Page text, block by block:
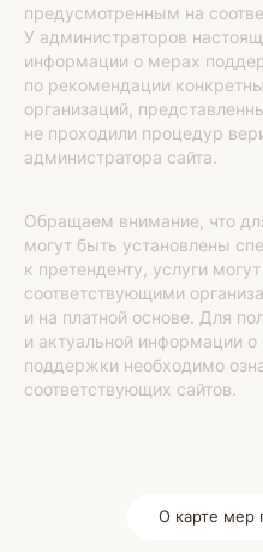
предусмотренным на
У администраторов
информации о мерах
по рекомендации
организаций,
не проходили процедур
администратора сайта.
Обращаем внимание, что
могут быть установлены
к претенденту, услуги
соответствующими
и на платной основе. Для
и актуальной информации
поддержки необходимо
соответствующих сайтов.
О карте мер